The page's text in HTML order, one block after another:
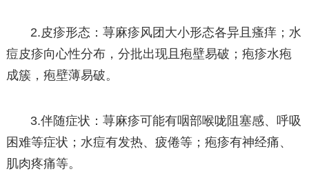
2.皮疹形态：荨麻疹风团大小形态各异且瘙痒；水
痘皮疹向心性分布，分批出现且疱壁易破；疱疹水疱
成簇，疱壁薄易破。
3.伴随症状：荨麻疹可能有咽部喉咙阻塞感、呼吸
困难等症状；水痘有发热、疲倦等；疱疹有神经痛、
肌肉疼痛等。